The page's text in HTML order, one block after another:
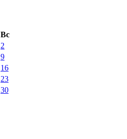
Вс
2
9
16
23
30